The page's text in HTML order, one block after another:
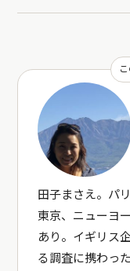
田子まさえ。パ
東京、ニューヨ
あり。イギリス
る調査に携わっ